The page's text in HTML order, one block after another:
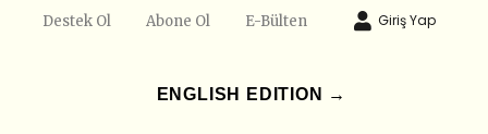
Destek Ol Abone Ol E-Bülten Giriş Yap
ENGLISH EDITION →